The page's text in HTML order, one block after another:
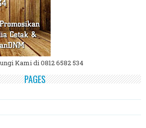
Kami di 0812 6582 534
PAGES